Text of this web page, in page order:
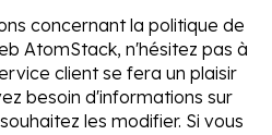
concernant la politique de
AtomStack, n'hésitez pas à
client se fera un plaisir
besoin d'informations sur
les modifier. Si vous